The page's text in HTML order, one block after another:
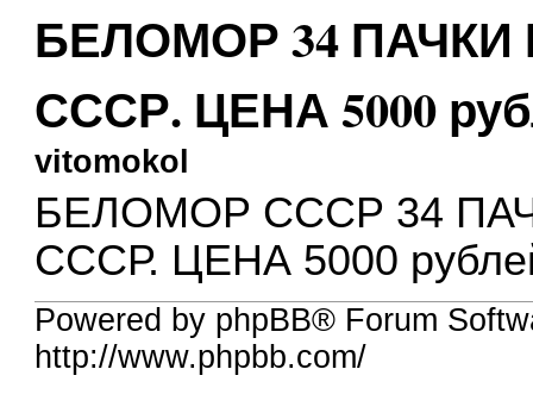
БЕЛОМОР 34
СССР. ЦЕНА 5000
vitomokol
БЕЛОМОР СССР 34
СССР. ЦЕНА 5000
Powered by phpBB® Forum
http://www.phpbb.com/